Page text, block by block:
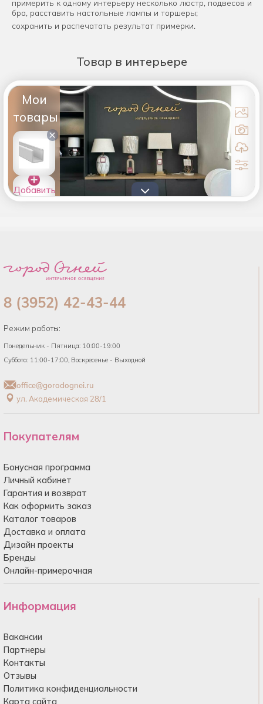
примерить к одному интерьеру несколько люстр, подвесов и
бра, расставить настольные лампы и торшеры;
сохранить и распечатать результат примерки.
Товар в интерьере
Мои
товары
×
Добавить
товары в
8 (3952) 42-43-44
Режим работы:
Понедельник - Пятница: 10:00-19:00
Суббота: 11:00-17:00, Воскресенье - Выходной
office@gorodognei.ru
ул. Академическая 28/1
Покупателям
Бонусная программа
Личный кабинет
Гарантия и возврат
Как оформить заказ
Каталог товаров
Доставка и оплата
Дизайн проекты
Бренды
Онлайн-примерочная
Информация
Вакансии
Партнеры
Контакты
Отзывы
Политика конфиденциальности
Карта сайта